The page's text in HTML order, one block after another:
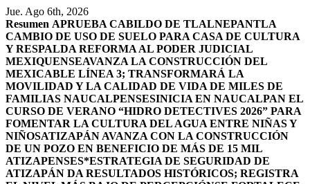
Saltar
al
contenido
Jue. Ago 6th, 2026
Resumen APRUEBA CABILDO DE TLALNEPANTLA
CAMBIO DE USO DE SUELO PARA CASA DE CULTURA
Y RESPALDA REFORMA AL PODER JUDICIAL
MEXIQUENSEAVANZA LA CONSTRUCCIÓN DEL
MEXICABLE LÍNEA 3; TRANSFORMARÁ LA
MOVILIDAD Y LA CALIDAD DE VIDA DE MILES DE
FAMILIAS NAUCALPENSESINICIA EN NAUCALPAN EL
CURSO DE VERANO “HIDRO DETECTIVES 2026” PARA
FOMENTAR LA CULTURA DEL AGUA ENTRE NIÑAS Y
NIÑOSATIZAPÁN AVANZA CON LA CONSTRUCCIÓN
DE UN POZO EN BENEFICIO DE MÁS DE 15 MIL
ATIZAPENSES*ESTRATEGIA DE SEGURIDAD DE
ATIZAPÁN DA RESULTADOS HISTÓRICOS; REGISTRA